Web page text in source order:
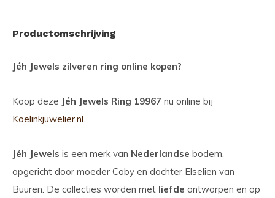
Productomschrijving
Jéh Jewels zilveren ring online kopen?
Koop deze Jéh Jewels Ring 19967 nu online bij
Koelinkjuwelier.nl.
Jéh Jewels is een merk van Nederlandse bodem,
opgericht door moeder Coby en dochter Elselien van
Buuren. De collecties worden met liefde ontworpen en op